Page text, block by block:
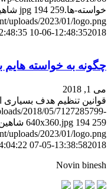
خواسته-ها.jpg
194 259
uploads/2023/01/logo.png
12:48:352018-06-10 12:48:35
چگونه به خواسته
می 1, 2018
قوانین تنظیم هدف بسیاری
2018/05/7127285799-
640x360.jpg 194 259
uploads/2023/01/logo.png
13:38:582018-05-07 14:04:22
Novin binesh